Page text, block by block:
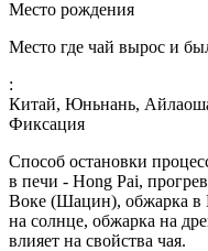
Место рождения
Место где чай вырос и
:
Китай, Юньнань,
Фиксация
Способ остановки
в печи - Hong Pai,
Воке (Шацин), обжарка в
на солнце, обжарка на
влияет на свойства чая.